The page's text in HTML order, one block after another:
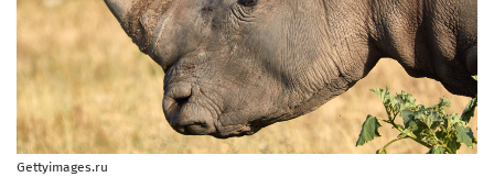
О
нас
Gettyimages.ru